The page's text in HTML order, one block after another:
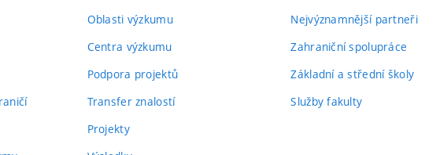
Oblasti výzkumu
Centra výzkumu
Podpora projektů
Transfer znalostí
Projekty
Nejvýznamnější partneři
Zahraniční spolupráce
Základní a střední školy
Služby fakulty